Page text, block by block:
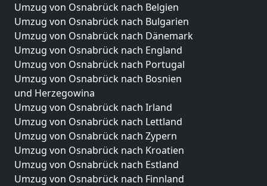
Umzug von Osnabrück nach Belgien
Umzug von Osnabrück nach Bulgarien
Umzug von Osnabrück nach Dänemark
Umzug von Osnabrück nach England
Umzug von Osnabrück nach Portugal
Umzug von Osnabrück nach Bosnien
und Herzegowina
Umzug von Osnabrück nach Irland
Umzug von Osnabrück nach Lettland
Umzug von Osnabrück nach Zypern
Umzug von Osnabrück nach Kroatien
Umzug von Osnabrück nach Estland
Umzug von Osnabrück nach Finnland